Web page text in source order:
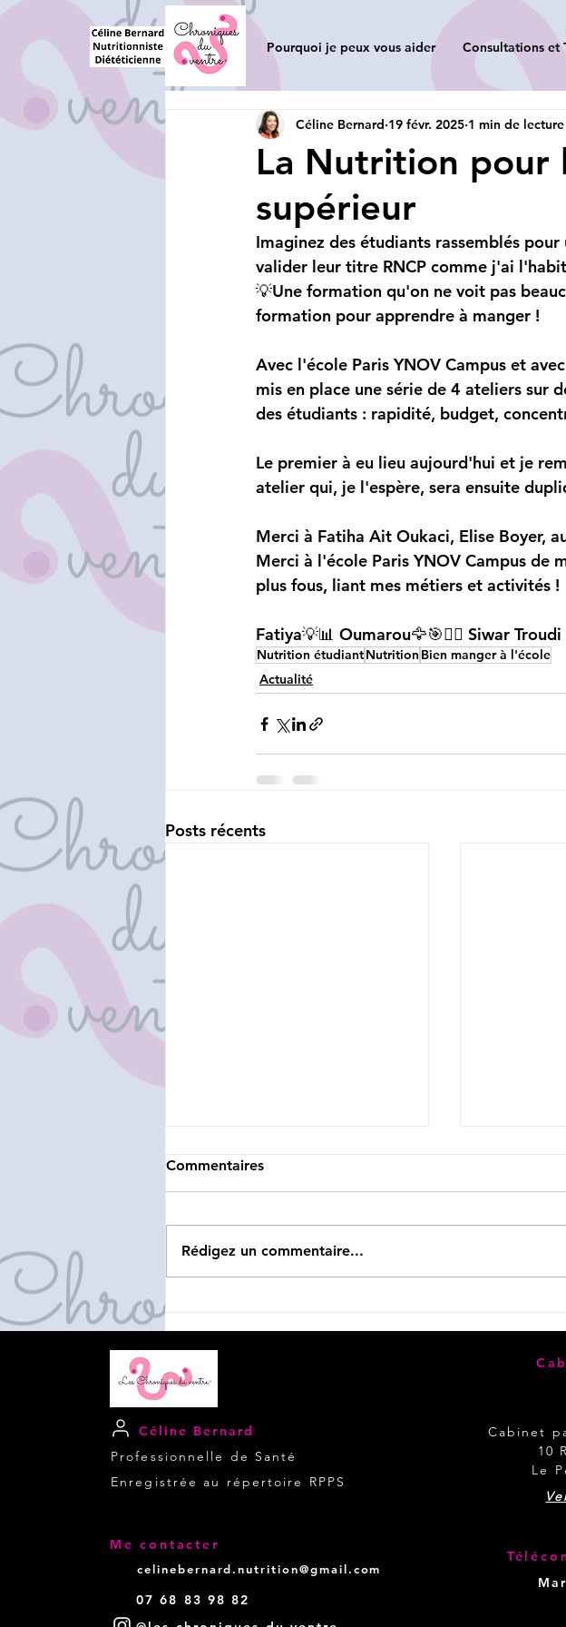
Pourquoi je peux vous aider Consultations et
La Nutrition pour
supérieur
Céline Bernard 19 févr. 2025 1 min de lecture
Imaginez des étudiants rassemblés
valider leur titre RNCP comme j'ai
💡Une formation qu'on ne voit pas
formation pour apprendre à manger !
Avec l'école Paris YNOV Campus et
mis en place une série de 4 ateliers sur
des étudiants : rapidité, budget,
Le premier à eu lieu aujourd'hui et je
atelier qui, je l'espère, sera ensuite
Merci à Fatiha Ait Oukaci, Elise Boyer,
Merci à l'école Paris YNOV Campus de
plus fous, liant mes métiers et activités !
Fatiya💡📊 Oumarou🦅🎯🧘‍♀️ Siwar
Nutrition étudiantNutrition Bien manger à l'école
Actualité
Posts récents
charge de patients ayant
une MICI avec l'AFA
un acteur
Commentaires
Rédigez un commentaire...
Céline Bernard
Professionnelle de Santé
Enregistrée au répertoire RPPS
Cabinet
Me contacter
celinebernard.nutrition@gmail.com
07 68 83 98 82
Cabinet
10
Le